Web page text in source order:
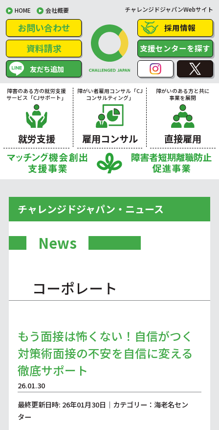
HOME 会社概要 チャレンジドジャパンWebサイト
お問い合わせ
資料請求
友だち追加
採用情報
支援センターを探す
障害のある方の就労支援
サービス「CJサポート」
就労支援
障がい者雇用コンサル「CJ
コンサルティング」
雇用コンサル
障がいのある方と共に
事業を展開
直接雇用
チャレンジドジャパン・ニュース
News
コーポレート
もう面接は怖くない！自信がつく
対策術面接の不安を自信に変える
徹底サポート
26.01.30
最終更新日時: 26年01月30日｜カテゴリー：海老名セン
ター